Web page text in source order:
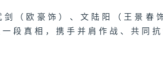
（欧豪饰）、文陆阳（王景春
段真相，携手并肩作战、共同抗